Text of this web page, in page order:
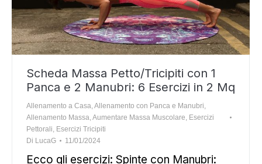
Scheda Massa Petto/Tricipiti con 1
Panca e 2 Manubri: 6 Esercizi in 2 Mq
Allenamento a Casa,Allenamento con Panca e Manubri,
Allenamento Massa,Aumentare Massa Muscolare, Esercizi
Pettorali, Esercizi Tricipiti
Di LucaG 11/01/2024
Ecco gli esercizi: Spinte con Manubri: